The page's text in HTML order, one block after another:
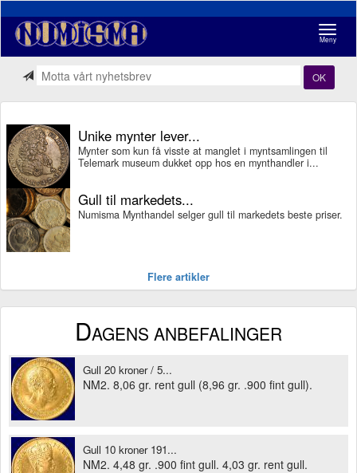
Meny
OK
Unike mynter lever...
Mynter som kun få visste at manglet i myntsamlingen til
Telemark museum dukket opp hos en mynthandler i...
Gull til markedets...
Numisma Mynthandel selger gull til markedets beste priser.
Flere artikler
DAGENS ANBEFALINGER
Gull 20 kroner / 5...
NM2. 8,06 gr. rent gull (8,96 gr. .900 fint gull).
Gull 10 kroner 191...
NM2. 4,48 gr. .900 fint gull. 4,03 gr. rent gull.